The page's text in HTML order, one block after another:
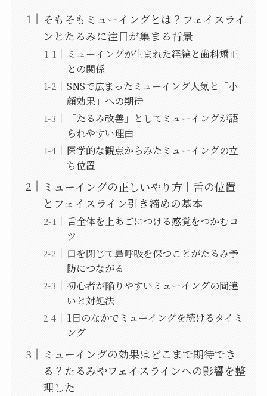
そもそもミューイングとは？フェイスライ
ンとたるみに注目が集まる背景
ミューイングが生まれた経緯と歯科矯正
との関係
SNSで広まったミューイング人気と「小
顔効果」への期待
「たるみ改善」としてミューイングが語
られやすい理由
医学的な観点からみたミューイングの立
ち位置
ミューイングの正しいやり方｜舌の位置
とフェイスライン引き締めの基本
舌全体を上あごにつける感覚をつかむコ
ツ
口を閉じて鼻呼吸を保つことがたるみ予
防につながる
初心者が陥りやすいミューイングの間違
いと対処法
1日のなかでミューイングを続けるタイミ
ング
ミューイングの効果はどこまで期待でき
る？たるみやフェイスラインへの影響を整
理した